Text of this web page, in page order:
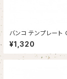
¥1,320